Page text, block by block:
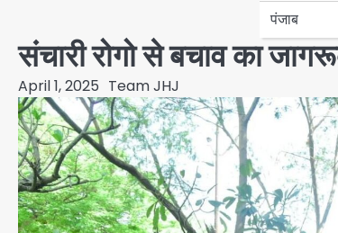
पंजाब
संचारी रोगो से बचाव का
April 1, 2025 Team JHJ